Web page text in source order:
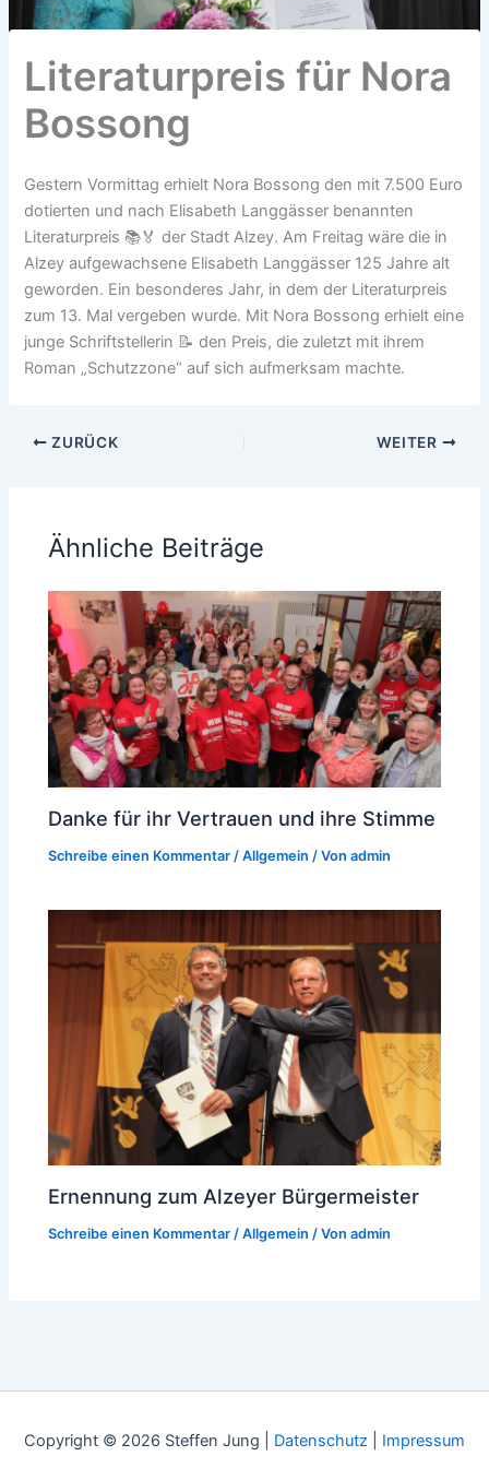
Literaturpreis für Nora
Bossong
Gestern Vormittag erhielt Nora Bossong den mit 7.500 Euro
dotierten und nach Elisabeth Langgässer benannten
Literaturpreis 📚🏅 der Stadt Alzey. Am Freitag wäre die in
Alzey aufgewachsene Elisabeth Langgässer 125 Jahre alt
geworden. Ein besonderes Jahr, in dem der Literaturpreis
zum 13. Mal vergeben wurde. Mit Nora Bossong erhielt eine
junge Schriftstellerin 📝 den Preis, die zuletzt mit ihrem
Roman „Schutzzone“ auf sich aufmerksam machte.
ZURÜCK WEITER
Ähnliche Beiträge
Danke für ihr Vertrauen und ihre Stimme
Schreibe einen Kommentar /Allgemein / Vonadmin
Ernennung zum Alzeyer Bürgermeister
Schreibe einen Kommentar /Allgemein / Vonadmin
Copyright © 2026 Steffen Jung | Datenschutz Impressum